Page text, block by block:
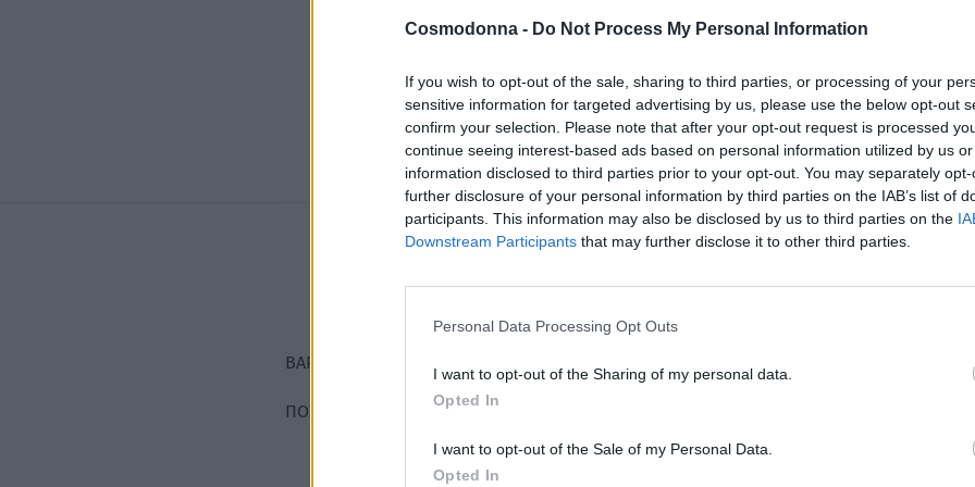
Cosmodonna - Do Not Process My Personal Information
If you wish to opt-out of the sale, sharing to third parties, or processing of your
sensitive information for targeted advertising by us, please use the below opt-out
confirm your selection. Please note that after your opt-out request is processed
continue seeing interest-based ads based on personal information utilized by us
information disclosed to third parties prior to your opt-out. You may separately
further disclosure of your personal information by third parties on the IAB’s list of
participants. This information may also be disclosed by us to third parties on the
Downstream Participants that may further disclose it to other third parties.
Personal Data Processing Opt Outs
I want to opt-out of the Sharing of my personal data.
Opted In
I want to opt-out of the Sale of my Personal Data.
Opted In
Κατηγορίες:
Share
ΒΆΡΟΣ
ΠΟΣΌΤΗΤΑ